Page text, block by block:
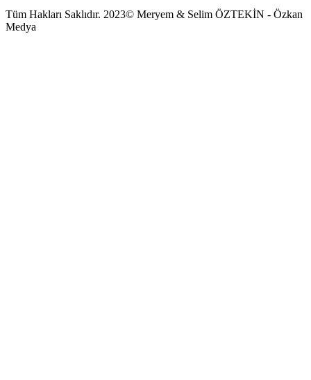
Tüm Hakları Saklıdır. 2023© Meryem & Selim ÖZTEKİN - Özkan
Medya